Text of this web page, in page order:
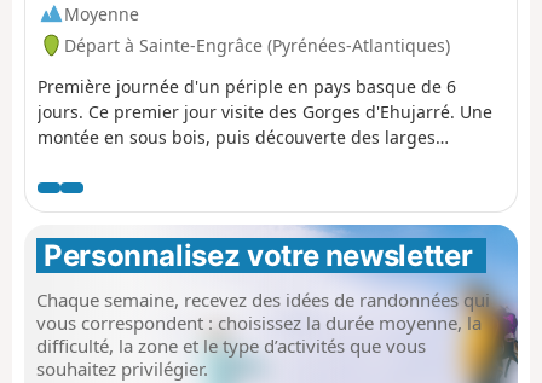
Moyenne
Départ à Sainte-Engrâce (Pyrénées-Atlantiques)
Première journée d'un périple en pays basque de 6
jours. Ce premier jour visite des Gorges d'Ehujarré. Une
montée en sous bois, puis découverte des larges
moutons et des bergers. Après une visite de l'Urugo
pour admirer du haut les gorges, remontée en matinée
nous rejoignons le Col de d'Errayzéko Lépoua ; borne
frontière 256.Là, un véhicule nous attend pour rejoindre
le Refuge Jeandel, histoire d'éviter 8 km sur la route
frontalière.
Personnalisez votre newsletter
Chaque semaine, recevez des idées de randonnées qui
vous correspondent : choisissez la durée moyenne, la
difficulté, la zone et le type d’activités que vous
souhaitez privilégier.